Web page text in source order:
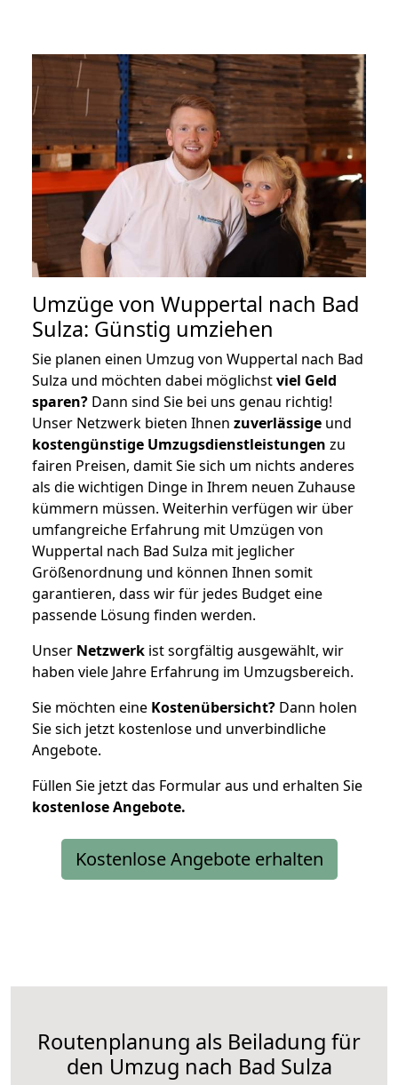
Umzüge von Wuppertal nach Bad
Sulza: Günstig umziehen
Sie planen einen Umzug von Wuppertal nach Bad
Sulza und möchten dabei möglichstviel Geld
sparen? Dann sind Sie bei uns genau richtig!
Unser Netzwerk bieten Ihnen zuverlässige und
kostengünstige Umzugsdienstleistungen zu
fairen Preisen, damit Sie sich um nichts anderes
als die wichtigen Dinge in Ihrem neuen Zuhause
kümmern müssen. Weiterhin verfügen wir über
umfangreiche Erfahrung mit Umzügen von
Wuppertal nach Bad Sulza mit jeglicher
Größenordnung und können Ihnen somit
garantieren, dass wir für jedes Budget eine
passende Lösung finden werden.
Unser Netzwerk ist sorgfältig ausgewählt, wir
haben viele Jahre Erfahrung im Umzugsbereich.
Sie möchten eine Kostenübersicht? Dann holen
Sie sich jetzt kostenlose und unverbindliche
Angebote.
Füllen Sie jetzt das Formular aus und erhalten Sie
kostenloseAngebote.
Kostenlose Angebote erhalten
Routenplanung als Beiladung für
den Umzug nach Bad Sulza